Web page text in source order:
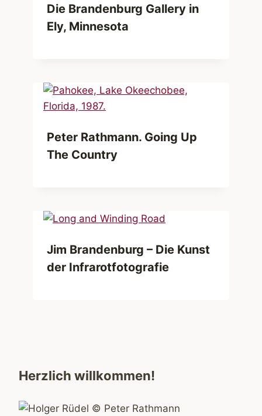
Die Brandenburg Gallery in
Ely, Minnesota
Peter Rathmann. Going Up
The Country
Jim Brandenburg – Die Kunst
der Infrarotfotografie
Herzlich willkommen!